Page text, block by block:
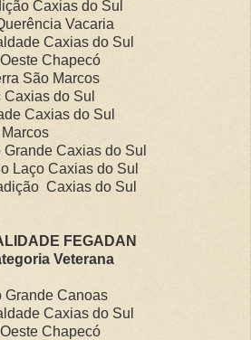
Caxias do Sul
Vacaria
Caxias do Sul
Chapecó
São Marcos
do Sul
Caxias do Sul
Caxias do Sul
Laço Caxias do Sul
Caxias do Sul
FEGADAN
Veterana
Grande Canoas
Caxias do Sul
Chapecó